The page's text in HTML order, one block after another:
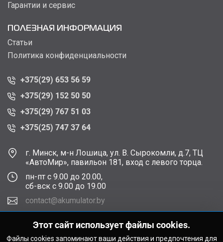
Гарантии и сервис
ПОЛЕЗНАЯ ИНФОРМАЦИЯ
Статьи
Политика конфиденциальности
+375(29) 653 56 59
+375(29) 152 50 50
+375(29) 767 51 03
+375(25) 747 37 64
г. Минск, м-н Лошица, ул. В. Сырокомли, д.7, ТЦ
«АвтоМир», павильон 181, вход с левого торца.
пн-пт с 9.00 до 20.00,
сб-вск с 9.00 до 19.00
contact@akumulator.by
Этот сайт использует файлы cookies.
Файлы cookies запоминают ваши действия и предпочтения для